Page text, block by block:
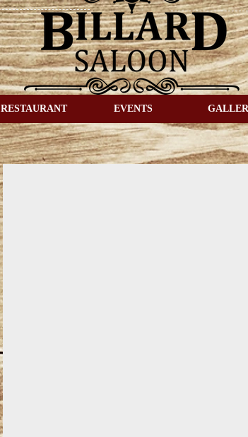
RESTAURANT EVENTS